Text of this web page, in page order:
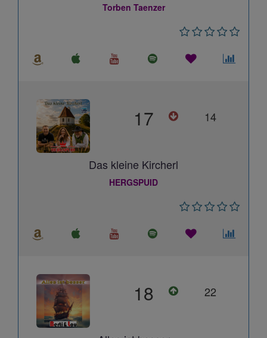
Torben Taenzer
17 14
Das kleine Kircherl
HERGSPUID
18 22